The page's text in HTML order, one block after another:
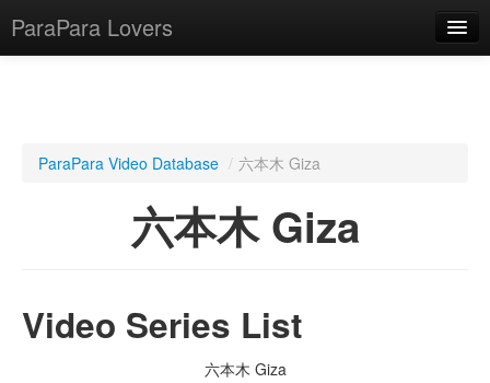
ParaPara Lovers
TechPara Video Database
Lesson Database
ParaPara Video Database / 六本木 Giza
六本木 Giza
Video Series List
六本木 Giza